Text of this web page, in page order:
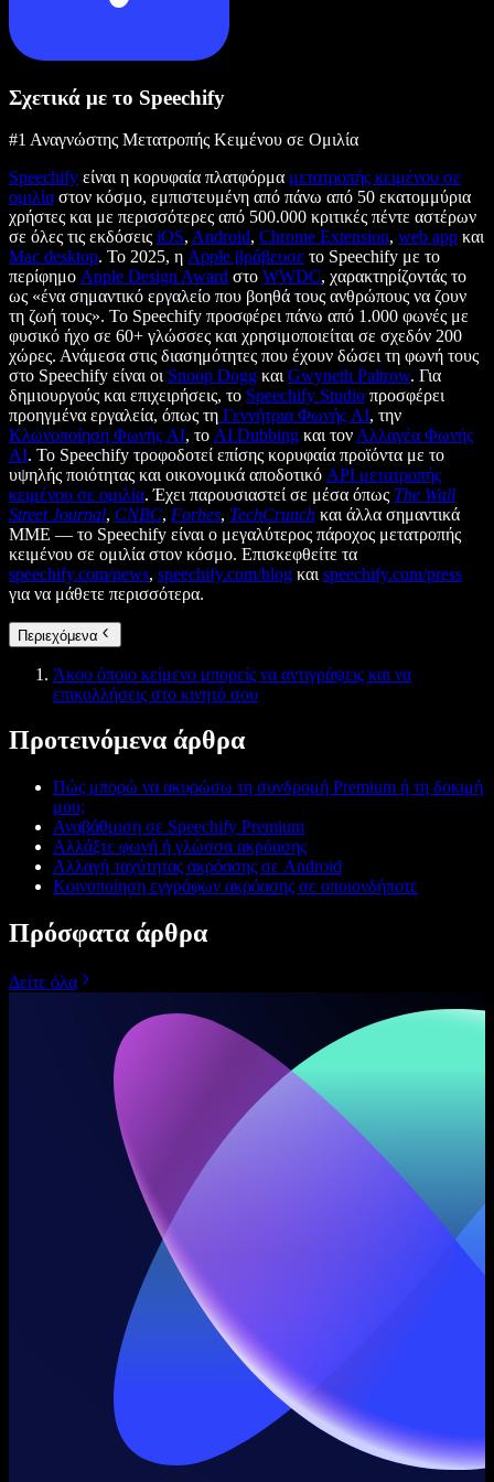
Σχετικά με το Speechify
#1 Αναγνώστης Μετατροπής Κειμένου σε Ομιλία
Speechify είναι η κορυφαία πλατφόρμα μετατροπής κειμένου σε
ομιλία στον κόσμο, εμπιστευμένη από πάνω από 50 εκατομμύρια
χρήστες και με περισσότερες από 500.000 κριτικές πέντε αστέρων
σε όλες τις εκδόσεις iOS, Android, Chrome Extension, web app και
Mac desktop. Το 2025, η Apple βράβευσε το Speechify με το
περίφημο Apple Design Award στο WWDC, χαρακτηρίζοντάς το
ως «ένα σημαντικό εργαλείο που βοηθά τους ανθρώπους να ζουν
τη ζωή τους». Το Speechify προσφέρει πάνω από 1.000 φωνές με
φυσικό ήχο σε 60+ γλώσσες και χρησιμοποιείται σε σχεδόν 200
χώρες. Ανάμεσα στις διασημότητες που έχουν δώσει τη φωνή τους
στο Speechify είναι οι Snoop Dogg και Gwyneth Paltrow. Για
δημιουργούς και επιχειρήσεις, το Speechify Studio προσφέρει
προηγμένα εργαλεία, όπως τη Γεννήτρια Φωνής AI, την
Κλωνοποίηση Φωνής AI, το AI Dubbing και τον Αλλαγέα Φωνής
AI. Το Speechify τροφοδοτεί επίσης κορυφαία προϊόντα με το
υψηλής ποιότητας και οικονομικά αποδοτικό API μετατροπής
κειμένου σε ομιλία. Έχει παρουσιαστεί σε μέσα όπως The Wall
Street Journal, CNBC, Forbes, TechCrunch και άλλα σημαντικά
ΜΜΕ — το Speechify είναι ο μεγαλύτερος πάροχος μετατροπής
κειμένου σε ομιλία στον κόσμο. Επισκεφθείτε τα
speechify.com/news, speechify.com/blog και speechify.com/press
για να μάθετε περισσότερα.
Περιεχόμενα
Άκου όποιο κείμενο μπορείς να αντιγράψεις και να
επικολλήσεις στο κινητό σου
Προτεινόμενα άρθρα
Πώς μπορώ να ακυρώσω τη συνδρομή Premium ή τη δοκιμή
μου;
Αναβάθμιση σε Speechify Premium
Αλλάξτε φωνή ή γλώσσα ακρόασης
Αλλαγή ταχύτητας ακρόασης σε Android
Κοινοποίηση εγγράφων ακρόασης σε οποιονδήποτε
Πρόσφατα άρθρα
Δείτε όλα